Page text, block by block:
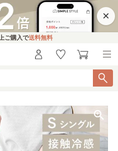
×
ご購入で送料無料